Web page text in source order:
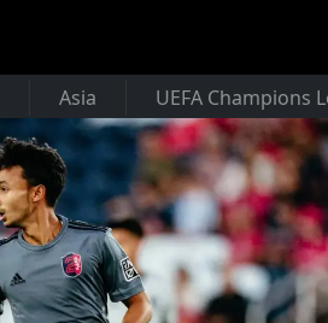
Asia UEFA Champions